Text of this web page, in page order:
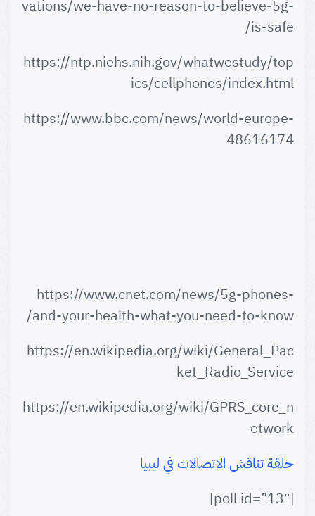
vations/we-have-no-reason-to-believe-5g-
is-safe/
https://ntp.niehs.nih.gov/whatwestudy/top
ics/cellphones/index.html
https://www.bbc.com/news/world-europe-
48616174
https://www.cnet.com/news/5g-phones-
and-your-health-what-you-need-to-know/
https://en.wikipedia.org/wiki/General_Pac
ket_Radio_Service
https://en.wikipedia.org/wiki/GPRS_core_n
etwork
حلقة تناقش الاتصالات في ليبيا
[poll id=”13″]